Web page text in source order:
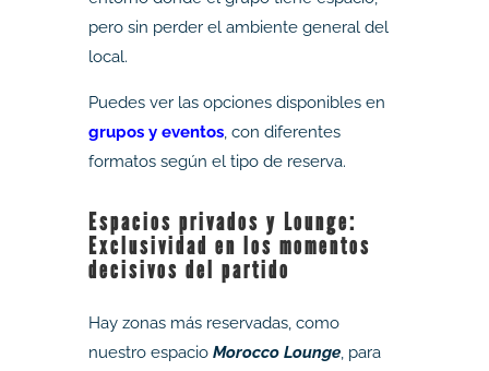
pero sin perder el ambiente general del
local.
Puedes ver las opciones disponibles en
grupos y eventos, con diferentes
formatos según el tipo de reserva.
Espacios privados y Lounge:
Exclusividad en los momentos
decisivos del partido
Hay zonas más reservadas, como
nuestro espacio Morocco Lounge, para